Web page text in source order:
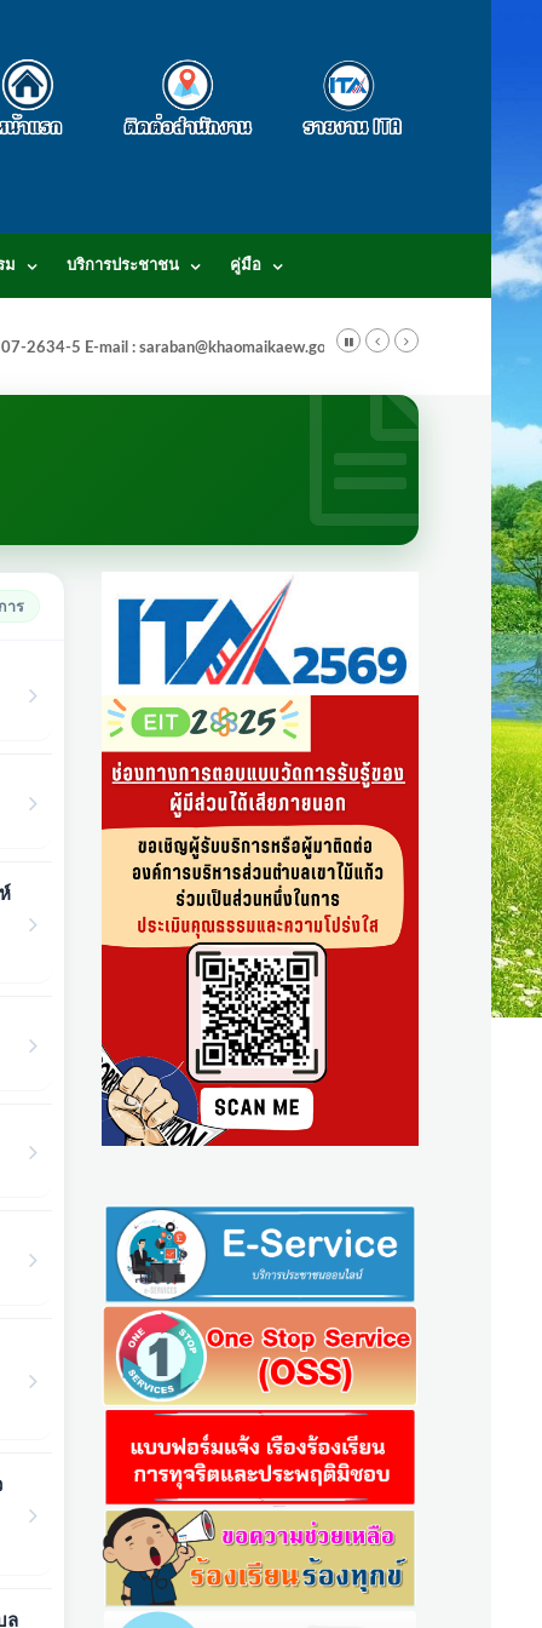
ม บริการประชาชน คู่มือ
2634-5 E-mail : saraban@khaomaikaew.go.th
าร
ล